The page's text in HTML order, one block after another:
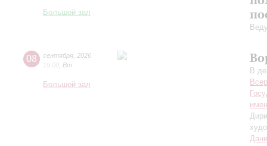
Большой зал
08 сентября 2026
19:00 Вт
Большой зал
В